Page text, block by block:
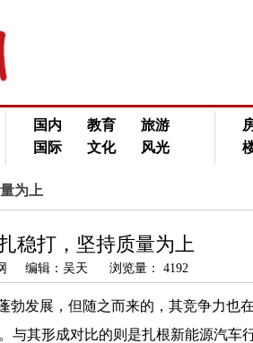
国内 教育
旅游
国际
文化 风光
为上
稳打，坚持质量为上
编辑：吴天 浏览量： 4192
勃发展，但随之而来的，其竞争力也
与其形成对比的则是扎根新能源汽